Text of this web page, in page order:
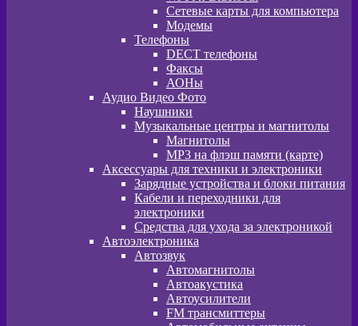
Сетевые карты для компьютера
Модемы
Телефоны
DECT телефоны
Факсы
АОНы
Аудио Видео Фото
Наушники
Музыкальные центры и магнитолы
Магнитолы
MP3 на флэш памяти (карте)
Аксессуары для техники и электроники
Зарядные устройства и блоки питания
Кабели и переходники для
электроники
Средства для ухода за электроникой
Автоэлектроника
Автозвук
Автомагнитолы
Автоакустика
Автоусилители
FM трансмиттеры